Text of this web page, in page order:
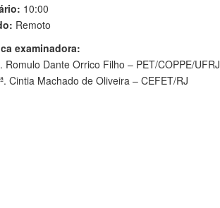
10:00
Remoto
examinadora:
Romulo Dante Orrico Filho – PET/COPPE/UFRJ
Cintia Machado de Oliveira – CEFET/RJ